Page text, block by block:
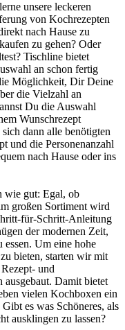
unsere leckeren
von Kochrezepten
nach Hause zu
zu gehen? Oder
Tischline bietet
an schon fertig
Möglichkeit, Dir Deine
die Vielzahl an
Du die Auswahl
Wunschrezept
dann alle benötigten
und die Personenanzahl
nach Hause oder ins
wie gut: Egal, ob
großen Sortiment wird
für-Schritt-Anleitung
der modernen Zeit,
essen. Um eine hohe
bieten, starten wir mit
und
Damit bietet
vielen Kochboxen ein
es was Schöneres, als
ausklingen zu lassen?